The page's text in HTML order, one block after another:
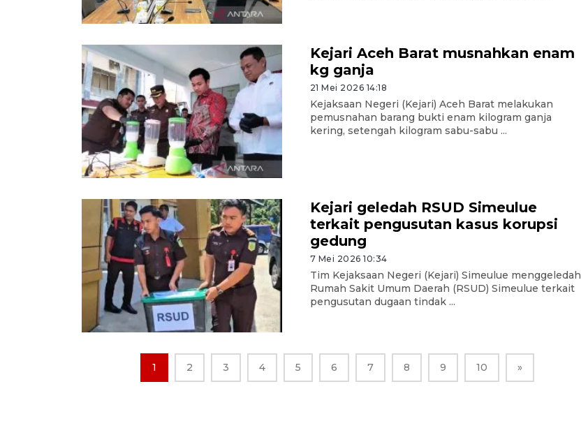
Kejari Aceh Barat musnahkan enam
kg ganja
21 Mei 2026 14:18
Kejaksaan Negeri (Kejari) Aceh Barat melakukan
pemusnahan barang bukti enam kilogram ganja
kering, setengah kilogram sabu-sabu ...
Kejari geledah RSUD Simeulue
terkait pengusutan kasus korupsi
gedung
7 Mei 2026 10:34
Tim Kejaksaan Negeri (Kejari) Simeulue menggeledah
Rumah Sakit Umum Daerah (RSUD) Simeulue terkait
pengusutan dugaan tindak ...
1 2 3 4 5 6 7 8 9 10 »
Kepolisian latih siswa Sekolah
Rakyat Lhokseumawe
3 Agustus 2026 19:15